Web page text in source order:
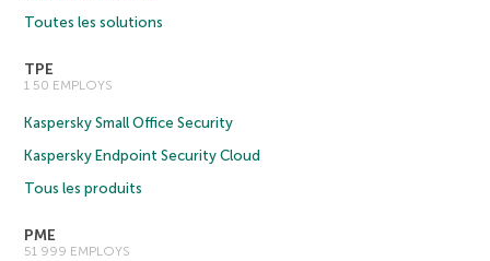
Toutes les solutions
TPE
1 50 EMPLOYS
Kaspersky Small Office Security
Kaspersky Endpoint Security Cloud
Tous les produits
PME
51 999 EMPLOYS